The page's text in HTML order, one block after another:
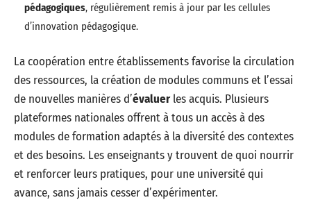
pédagogiques, régulièrement remis à jour par les cellules
d’innovation pédagogique.
La coopération entre établissements favorise la circulation
des ressources, la création de modules communs et l’essai
de nouvelles manières d’évaluerles acquis. Plusieurs
plateformes nationales offrent à tous un accès à des
modules de formation adaptés à la diversité des contextes
et des besoins. Les enseignants y trouvent de quoi nourrir
et renforcer leurs pratiques, pour une université qui
avance, sans jamais cesser d’expérimenter.